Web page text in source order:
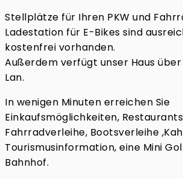
Stellplätze für Ihren PKW und
Ladestation für E-Bikes sind
kostenfrei vorhanden.
Außerdem verfügt unser Haus
Lan.
In wenigen Minuten erreichen Sie
Einkaufsmöglichkeiten,
Fahrradverleihe, Bootsverleihe
Tourismusinformation, eine Mini
Bahnhof.